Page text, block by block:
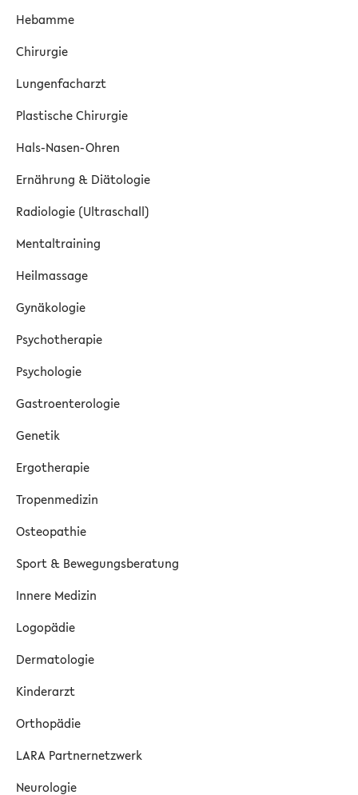
Hebamme
Chirurgie
Lungenfacharzt
Plastische Chirurgie
Hals-Nasen-Ohren
Ernährung & Diätologie
Radiologie (Ultraschall)
Mentaltraining
Heilmassage
Gynäkologie
Psychotherapie
Psychologie
Gastroenterologie
Genetik
Ergotherapie
Tropenmedizin
Osteopathie
Sport & Bewegungsberatung
Innere Medizin
Logopädie
Dermatologie
Kinderarzt
Orthopädie
LARA Partnernetzwerk
Neurologie